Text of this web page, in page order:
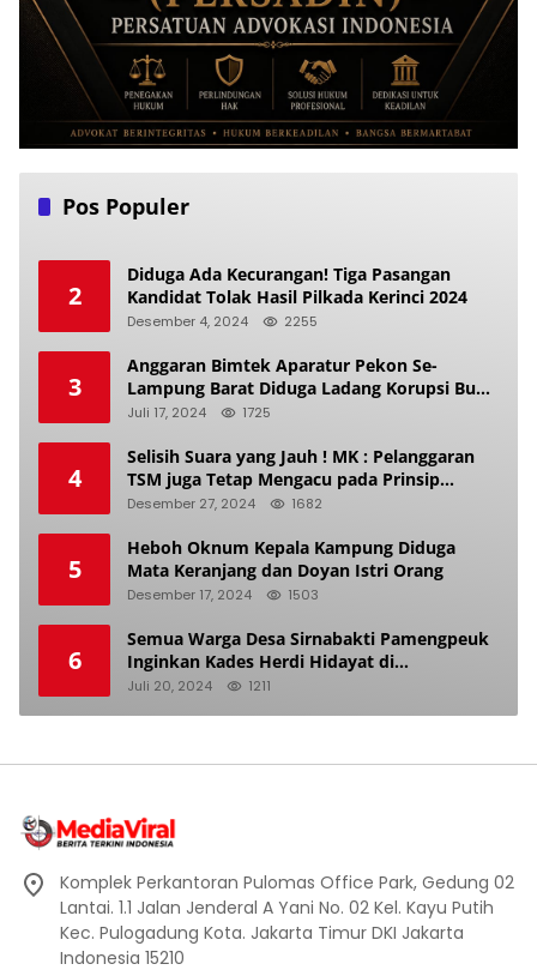
Pos Populer
2
Diduga Ada Kecurangan! Tiga Pasangan
Kandidat Tolak Hasil Pilkada Kerinci 2024
Desember 4, 2024 2255
3
Anggaran Bimtek Aparatur Pekon Se-
Lampung Barat Diduga Ladang Korupsi Buat
Makan Anak Istri
Juli 17, 2024 1725
4
Selisih Suara yang Jauh ! MK : Pelanggaran
TSM juga Tetap Mengacu pada Prinsip
Keadilan Pemilu
Desember 27, 2024 1682
5
Heboh Oknum Kepala Kampung Diduga
Mata Keranjang dan Doyan Istri Orang
Desember 17, 2024 1503
6
Semua Warga Desa Sirnabakti Pamengpeuk
Inginkan Kades Herdi Hidayat di
Berhentikan Dari Jabatan nya
Juli 20, 2024 1211
Komplek Perkantoran Pulomas Office Park, Gedung 02
Lantai. 1.1 Jalan Jenderal A Yani No. 02 Kel. Kayu Putih
Kec. Pulogadung Kota. Jakarta Timur DKI Jakarta
Indonesia 15210